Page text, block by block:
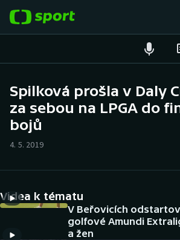
Hokej
Tenis
Cyklistika
DALŠÍ SPORTY
Spilková prošla v Daly
za sebou na LPGA do
bojů
4. 5. 2019
Videa k tématu
V Beřovicích
golfové Amundi
a žen